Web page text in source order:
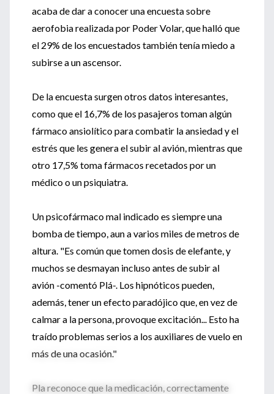
acaba de dar a conocer una encuesta sobre
aerofobia realizada por Poder Volar, que halló que
el 29% de los encuestados también tenía miedo a
subirse a un ascensor.
De la encuesta surgen otros datos interesantes,
como que el 16,7% de los pasajeros toman algún
fármaco ansiolítico para combatir la ansiedad y el
estrés que les genera el subir al avión, mientras que
otro 17,5% toma fármacos recetados por un
médico o un psiquiatra.
Un psicofármaco mal indicado es siempre una
bomba de tiempo, aun a varios miles de metros de
altura. "Es común que tomen dosis de elefante, y
muchos se desmayan incluso antes de subir al
avión -comentó Plá-. Los hipnóticos pueden,
además, tener un efecto paradójico que, en vez de
calmar a la persona, provoque excitación... Esto ha
traído problemas serios a los auxiliares de vuelo en
más de una ocasión."
Pla reconoce que la medicación, correctamente